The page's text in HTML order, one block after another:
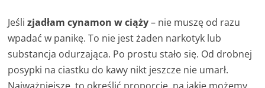
Jeślizjadłam cynamon w ciąży– nie muszę od razu
wpadać w panikę. To nie jest żaden narkotyk lub
substancja odurzająca. Po prostu stało się. Od drobnej
posypki na ciastku do kawy nikt jeszcze nie umarł.